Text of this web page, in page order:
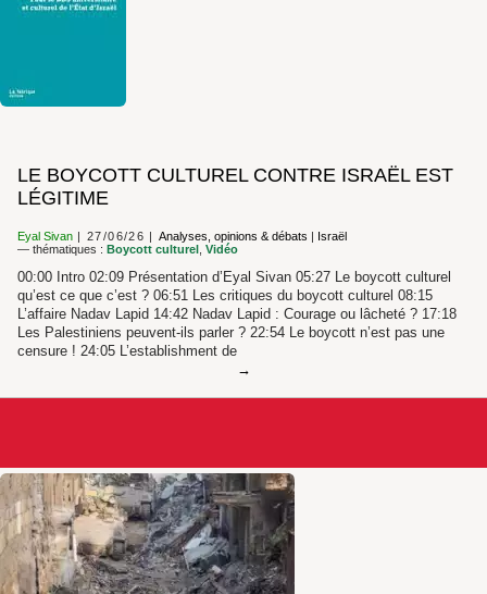
LE BOYCOTT CULTUREL CONTRE ISRAËL EST
LÉGITIME
Eyal Sivan 27/06/26 Analyses, opinions & débats | Israël
— thématiques : Boycott culturel Vidéo
00:00 Intro 02:09 Présentation d’Eyal Sivan 05:27 Le boycott culturel
qu’est ce que c’est ? 06:51 Les critiques du boycott culturel 08:15
L’affaire Nadav Lapid 14:42 Nadav Lapid : Courage ou lâcheté ? 17:18
Les Palestiniens peuvent-ils parler ? 22:54 Le boycott n’est pas une
censure ! 24:05 L’establishment de